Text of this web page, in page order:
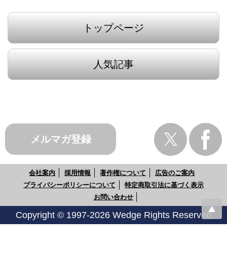
トップページ
人気記事
メルマガ登録
会社案内 採用情報 著作権について
広告のご案内
プライバシーポリシーについて
特定商取引法に基づく表示
お問い合わせ
Copyright © 1997-2026 Wedge Rights Reserved